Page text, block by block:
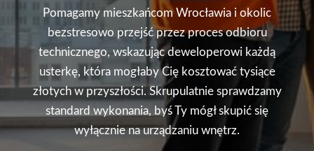
Pomagamy mieszkańcom Wrocławia i okolic
bezstresowo przejść przez proces odbioru
technicznego, wskazując deweloperowi każdą
usterkę, która mogłaby Cię kosztować tysiące
złotych w przyszłości. Skrupulatnie sprawdzamy
standard wykonania, byś Ty mógł skupić się
wyłącznie na urządzaniu wnętrz.